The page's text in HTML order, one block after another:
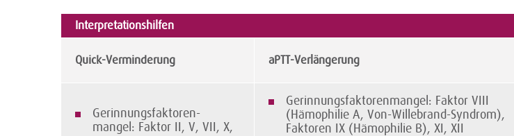
Interpretationshilfen
Quick-Verminderung aPTT-Verlängerung
Gerinnungsfaktoren-
mangel: Faktor II, V, VII, X,
Gerinnungsfaktoren­mangel: Faktor VIII
(Hämophilie A, Von-Willebrand-Syndrom),
Faktoren IX (Hämophilie B), XI, XII